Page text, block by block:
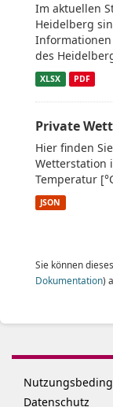
Im aktuellen
Heidelberg
des
XLSX PDF
Private
Hier finden
Wetterstation
Temperatur
JSON
Sie können
Dokumentation)
Datenschutz